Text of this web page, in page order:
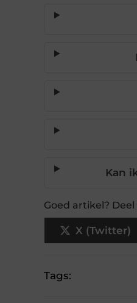
Kan
Goed artikel?
X (Twitter)
Tags: